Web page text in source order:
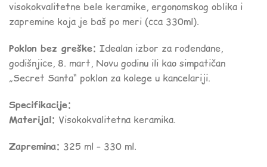
visokokvalitetne bele keramike, ergonomskog oblika i
zapremine koja je baš po meri (cca 330ml).
Poklon bez greške: Idealan izbor za rođendane,
godišnjice, 8. mart, Novu godinu ili kao simpatičan
„Secret Santa“ poklon za kolege u kancelariji.
Specifikacije:
Materijal: Visokokvalitetna keramika.
Zapremina: 325 ml – 330 ml.